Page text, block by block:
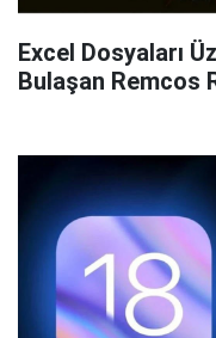
Excel Dosyaları
Bulaşan Remcos